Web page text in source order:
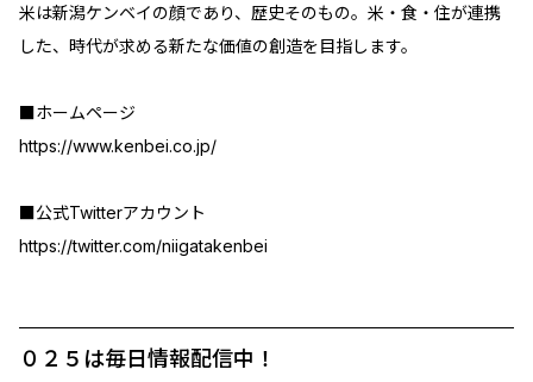
米は新潟ケンベイの顔であり、歴史そのもの。米・食・住が連携
した、時代が求める新たな価値の創造を目指します。
■ホームページ
https://www.kenbei.co.jp/
■公式Twitterアカウント
https://twitter.com/niigatakenbei
０２５は毎日情報配信中！